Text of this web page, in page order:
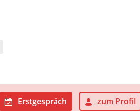
Erstgespräch zum Profil